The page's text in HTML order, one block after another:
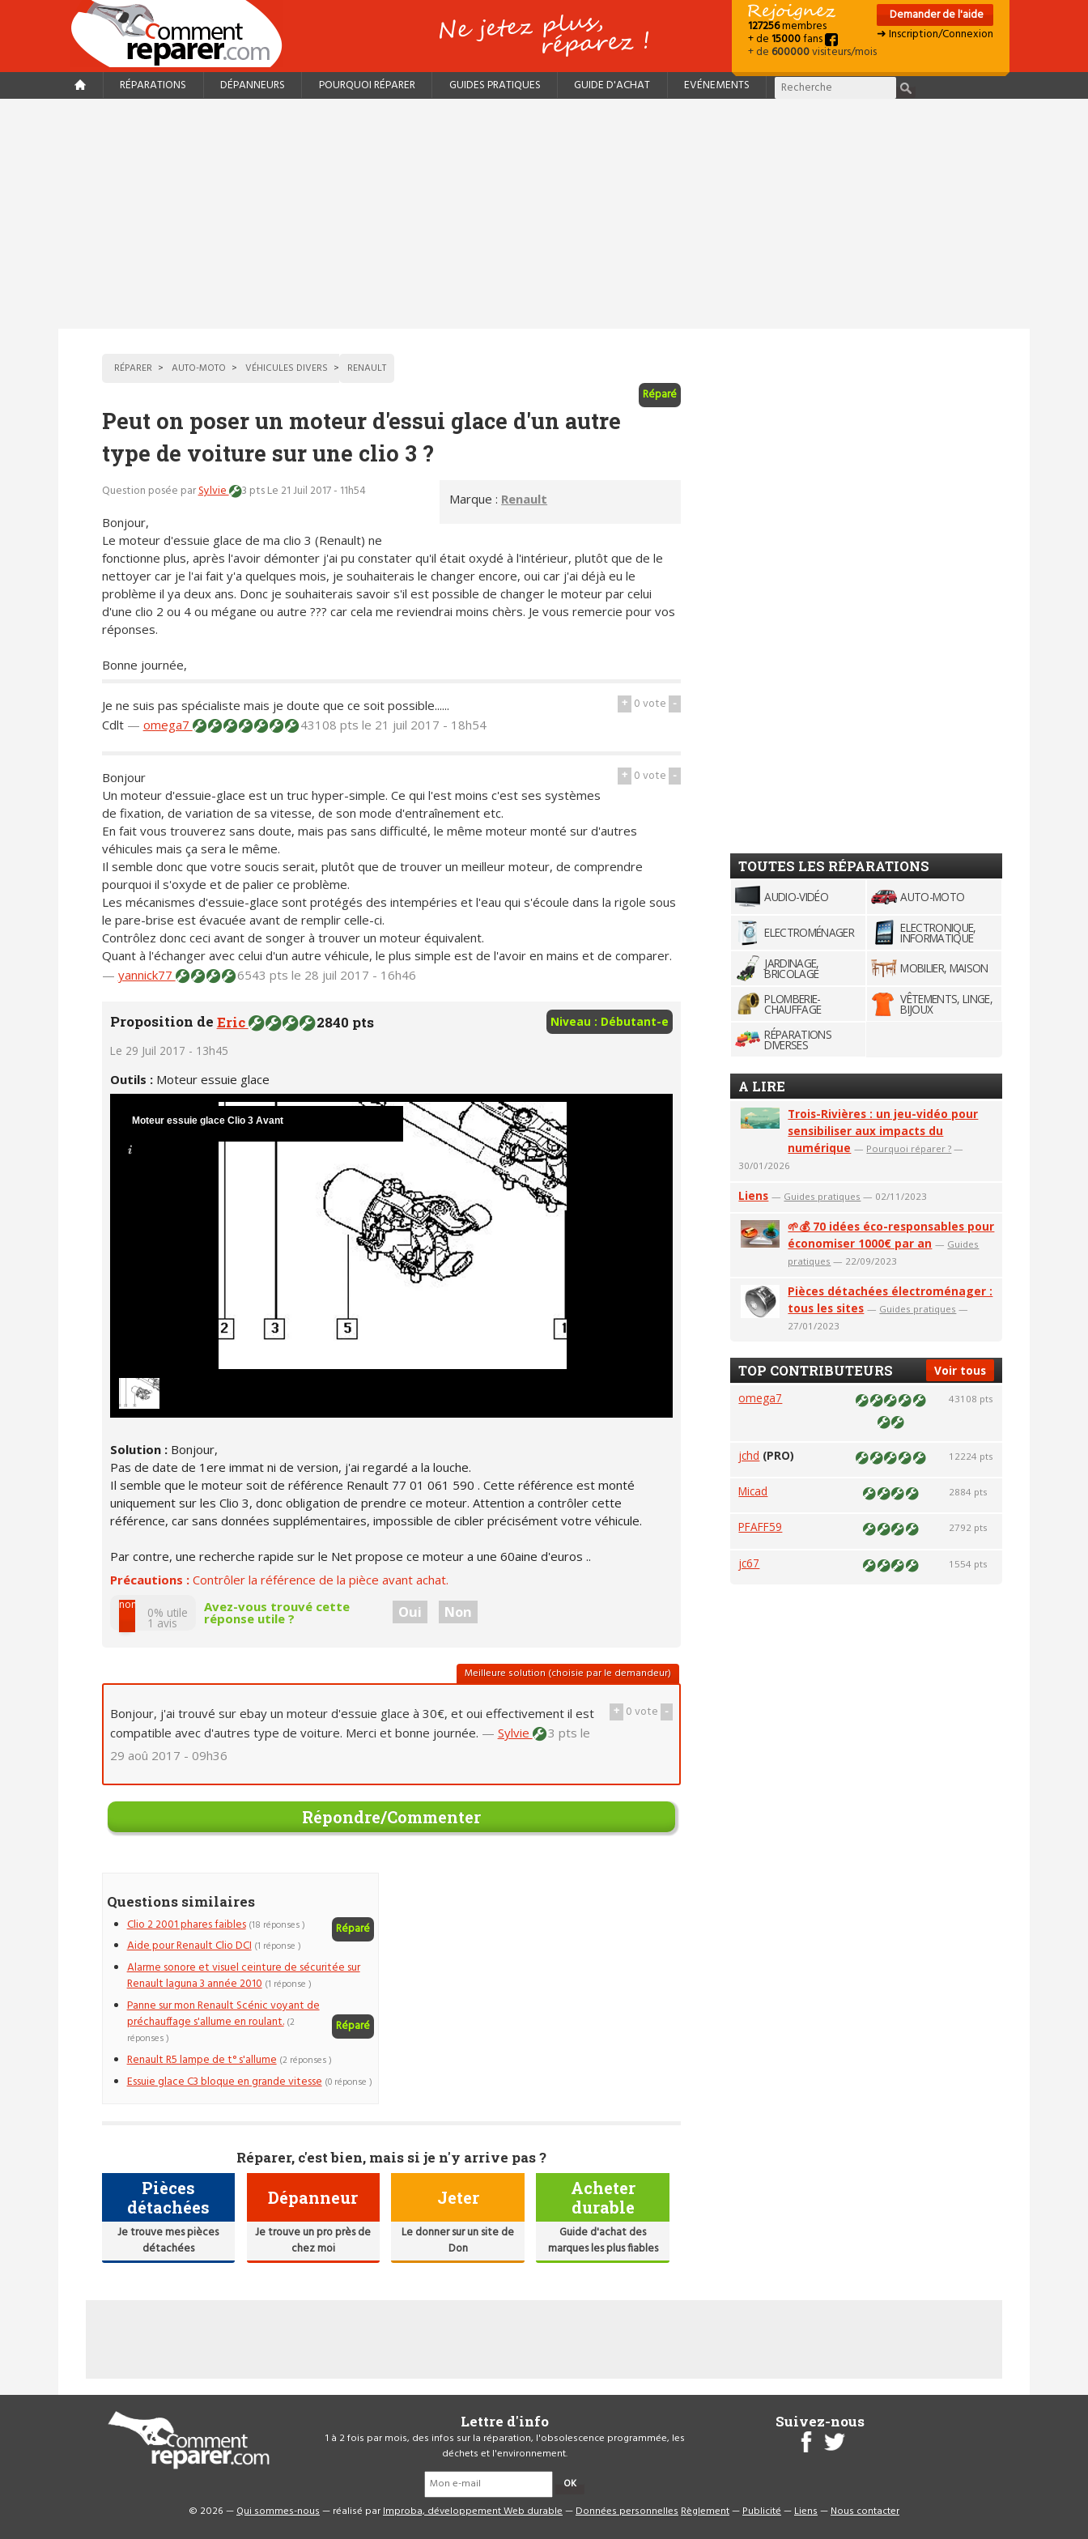
127256membres
+ de15000fans
+ de600000visiteurs/mois
Demander de l'aide
➜ Inscription/Connexion
RÉPARATIONS DÉPANNEURS POURQUOI RÉPARER GUIDES PRATIQUES GUIDE D'ACHAT EVÉNEMENTS
RÉPARER AUTO-MOTO VÉHICULES DIVERS RENAULT
Réparé
Peut on poser un moteur d'essui glace d'un autre
type de voiture sur une clio 3 ?
Marque : Renault
Question posée parSylvie 3 ptsLe 21 Juil 2017 - 11h54
Bonjour,
Le moteur d'essuie glace de ma clio 3 (Renault) ne
fonctionne plus, après l'avoir démonter j'ai pu constater qu'il était oxydé à l'intérieur, plutôt que de le
nettoyer car je l'ai fait y'a quelques mois, je souhaiterais le changer encore, oui car j'ai déjà eu le
problème il ya deux ans. Donc je souhaiterais savoir s'il est possible de changer le moteur par celui
d'une clio 2 ou 4 ou mégane ou autre ??? car cela me reviendrai moins chèrs. Je vous remercie pour vos
réponses.
Bonne journée,
+ 0vote -
Je ne suis pas spécialiste mais je doute que ce soit possible......
Cdlt — omega7 43108 pts le 21 juil 2017 - 18h54
+ 0vote -
Bonjour
Un moteur d'essuie-glace est un truc hyper-simple. Ce qui l'est moins c'est ses systèmes
de fixation, de variation de sa vitesse, de son mode d'entraînement etc.
En fait vous trouverez sans doute, mais pas sans difficulté, le même moteur monté sur d'autres
véhicules mais ça sera le même.
Il semble donc que votre soucis serait, plutôt que de trouver un meilleur moteur, de comprendre
pourquoi il s'oxyde et de palier ce problème.
Les mécanismes d'essuie-glace sont protégés des intempéries et l'eau qui s'écoule dans la rigole sous
le pare-brise est évacuée avant de remplir celle-ci.
Contrôlez donc ceci avant de songer à trouver un moteur équivalent.
Quant à l'échanger avec celui d'un autre véhicule, le plus simple est de l'avoir en mains et de comparer.
— yannick77 6543 pts le 28 juil 2017 - 16h46
Niveau : Débutant-e
Proposition de Eric 2840 pts
Le 29 Juil 2017 - 13h45
Outils : Moteur essuie glace
Moteur essuie glace Clio 3 Avant
Solution : Bonjour,
Pas de date de 1ere immat ni de version, j'ai regardé a la louche.
Il semble que le moteur soit de référence Renault 77 01 061 590 . Cette référence est monté
uniquement sur les Clio 3, donc obligation de prendre ce moteur. Attention a contrôler cette
référence, car sans données supplémentaires, impossible de cibler précisément votre véhicule.
Par contre, une recherche rapide sur le Net propose ce moteur a une 60aine d'euros ..
Précautions : Contrôler la référence de la pièce avant achat.
non
0% utile
1 avis
Avez-vous trouvé cette
réponse utile ? Oui Non
Meilleure solution (choisie par le demandeur)
+ 0vote -
Bonjour, j'ai trouvé sur ebay un moteur d'essuie glace à 30€, et oui effectivement il est
compatible avec d'autres type de voiture. Merci et bonne journée. — Sylvie 3 pts le
29 aoû 2017 - 09h36
Répondre/Commenter
Questions similaires
Clio 2 2001 phares faibles Réparé
(18 réponses )
Aide pour Renault Clio DCI (1 réponse )
Alarme sonore et visuel ceinture de sécuritée sur
Renault laguna 3 année 2010 (1 réponse )
Panne sur mon Renault Scénic voyant de
préchauffage s'allume en roulant.
Réparé
(2
réponses )
Renault R5 lampe de t° s'allume (2 réponses )
Essuie glace C3 bloque en grande vitesse (0 réponse )
Réparer, c'est bien, mais si je n'y arrive pas ?
Pièces
détachées
Je trouve mes pièces
détachées
Dépanneur
Je trouve un pro près de
chez moi
Jeter
Le donner sur un site de
Don
Acheter
durable
Guide d'achat des
marques les plus fiables
TOUTES LES RÉPARATIONS
AUDIO-VIDÉO AUTO-MOTO
ELECTROMÉNAGER ELECTRONIQUE,
INFORMATIQUE
JARDINAGE,
BRICOLAGE
MOBILIER, MAISON
PLOMBERIE-
CHAUFFAGE
VÊTEMENTS, LINGE,
BIJOUX
RÉPARATIONS
DIVERSES
A LIRE
Trois-Rivières : un jeu-vidéo pour
sensibiliser aux impacts du
numérique — Pourquoi réparer ? —
30/01/2026
Liens — Guides pratiques — 02/11/2023
🌱💰 70 idées éco-responsables pour
économiser 1000€ par an — Guides
pratiques — 22/09/2023
Pièces détachées électroménager :
tous les sites — Guides pratiques —
27/01/2023
Voir tous
TOP CONTRIBUTEURS
omega7 43108 pts
jchd (PRO) 12224 pts
Micad 2884 pts
PFAFF59 2792 pts
jc67 1554 pts
Lettre d'info
1 à 2 fois par mois, des infos sur la réparation, l'obsolescence programmée, les
déchets et l'environnement.
OK
Suivez-nous
© 2026 —Qui sommes-nous— réalisé parImproba, développement Web durable—Données personnellesRèglement—Publicité—Liens—Nous contacter